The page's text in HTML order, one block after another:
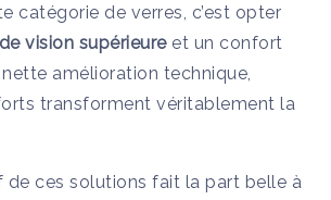
catégorie de verres, c’est opter
vision supérieureet un confort
amélioration technique,
transforment véritablement la
de ces solutions fait la part belle à